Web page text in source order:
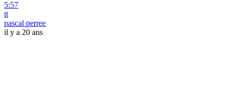
5:57
tt
pascal perree
il y a 20 ans